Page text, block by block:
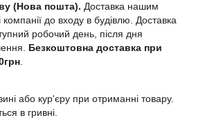
(Нова пошта). Доставка нашим
компанії до входу в будівлю. Доставка
робочий день, після дня
Безкоштовна доставка при
або кур'єру при отриманні товару.
в гривні.